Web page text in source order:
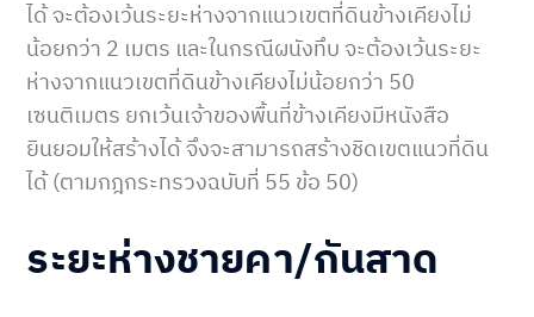
ได้ จะต้องเว้นระยะห่างจากแนวเขตที่ดินข้างเคียงไม่
น้อยกว่า 2 เมตร และในกรณีผนังทึบ จะต้องเว้นระยะ
ห่างจากแนวเขตที่ดินข้างเคียงไม่น้อยกว่า 50
เซนติเมตร ยกเว้นเจ้าของพื้นที่ข้างเคียงมีหนังสือ
ยินยอมให้สร้างได้ จึงจะสามารถสร้างชิดเขตแนวที่ดิน
ได้ (ตามกฎกระทรวงฉบับที่ 55 ข้อ 50)
ระยะห่างชายคา/กันสาด